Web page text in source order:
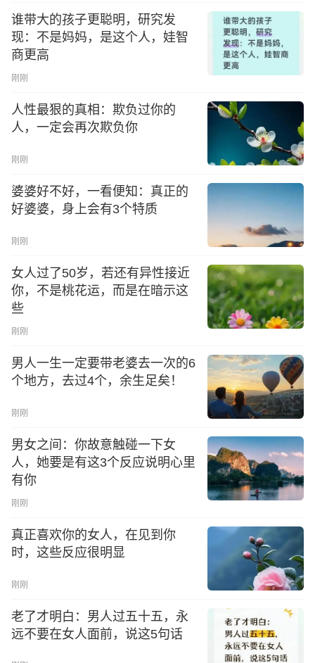
谁带大的孩子更聪明，研究发
现：不是妈妈，是这个人，娃智
商更高
刚刚
人性最狠的真相：欺负过你的
人，一定会再次欺负你
刚刚
婆婆好不好，一看便知：真正的
好婆婆，身上会有3个特质
刚刚
女人过了50岁，若还有异性接近
你，不是桃花运，而是在暗示这
些
刚刚
男人一生一定要带老婆去一次的6
个地方，去过4个，余生足矣！
刚刚
男女之间：你故意触碰一下女
人，她要是有这3个反应说明心里
有你
刚刚
真正喜欢你的女人，在见到你
时，这些反应很明显
刚刚
老了才明白：男人过五十五，永
远不要在女人面前，说这5句话